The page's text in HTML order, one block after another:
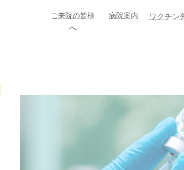
ご来院の皆様
へ
病院案内 ワクチン